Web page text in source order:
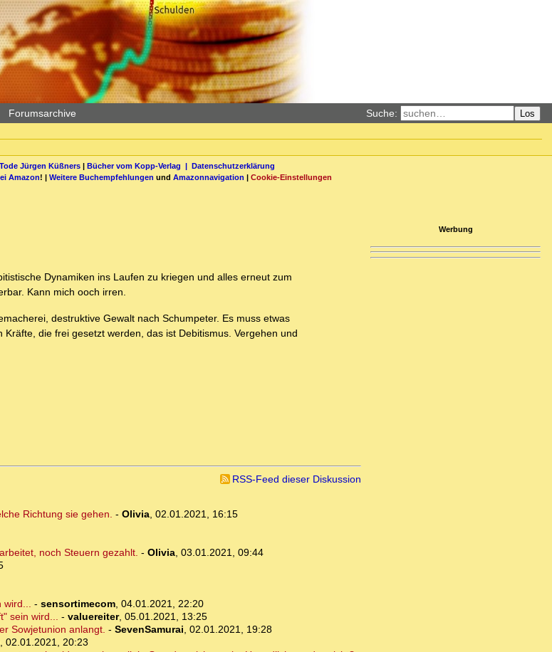
Forumsarchive Suche: Los
Jürgen Küßners| Bücher vom Kopp-Verlag | Datenschutzerklärung
Amazon! | Weitere Buchempfehlungen und Amazonnavigation | Cookie-Einstellungen
Dynamiken ins Laufen zu kriegen und alles erneut zum
Kann mich ooch irren.
destruktive Gewalt nach Schumpeter. Es muss etwas
die frei gesetzt werden, das ist Debitismus. Vergehen und
RSS-Feed dieser Diskussion
Richtung sie gehen. - Olivia, 02.01.2021, 16:15
noch Steuern gezahlt. - Olivia, 03.01.2021, 09:44
wird... - sensortimecom, 04.01.2021, 22:20
sein wird... - valuereiter, 05.01.2021, 13:25
Sowjetunion anlangt. - SevenSamurai, 02.01.2021, 19:28
, 02.01.2021, 20:23
Werbung